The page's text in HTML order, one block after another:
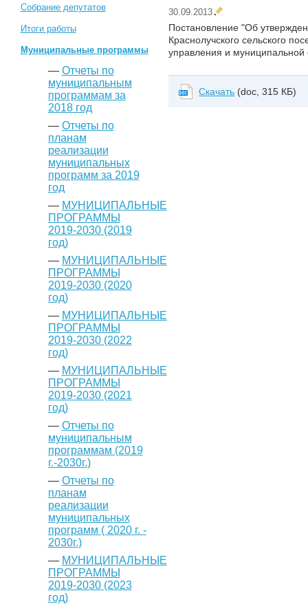
Собрание депутатов
Итоги работы
Муниципальные программы
— Отчеты по
муниципальным
программам за
2018 год
— Отчеты по
планам
реализации
муниципальных
программ за 2019
год
— МУНИЦИПАЛЬНЫЕ
ПРОГРАММЫ
2019-2030 (2019
год)
— МУНИЦИПАЛЬНЫЕ
ПРОГРАММЫ
2019-2030 (2020
год)
— МУНИЦИПАЛЬНЫЕ
ПРОГРАММЫ
2019-2030 (2022
год)
— МУНИЦИПАЛЬНЫЕ
ПРОГРАММЫ
2019-2030 (2021
год)
— Отчеты по
муниципальным
программам (2019
г.-2030г.)
— Отчеты по
планам
реализации
муниципальных
программ ( 2020 г. -
2030г.)
— МУНИЦИПАЛЬНЫЕ
ПРОГРАММЫ
2019-2030 (2023
год)
30.09.2013
Постановление "Об
Краснолучского сельского
управления и
Скачать (doc, 315 КБ)